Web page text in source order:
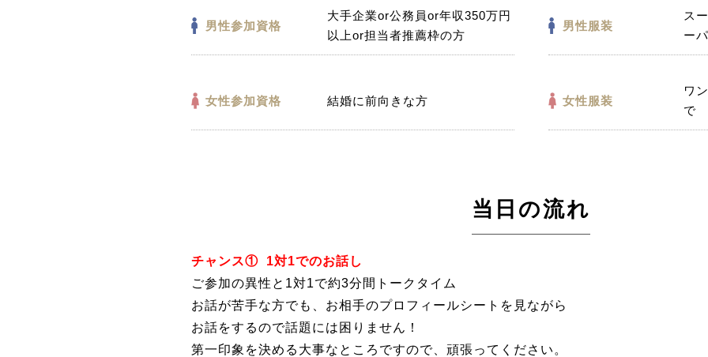
男性参加資格
大手企業or公務員or年収350万円
以上or担当者推薦枠の方
男性服装
ス
ー
女性参加資格 結婚に前向きな方 女性服装
ワ
で
当日の流れ
チャンス① 1対1でのお話し
ご参加の異性と1対1で約3分間トークタイム
お話が苦手な方でも、お相手のプロフィールシートを見ながら
お話をするので話題には困りません！
第一印象を決める大事なところですので、頑張ってください。